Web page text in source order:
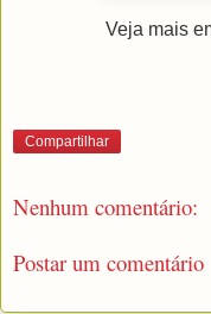
Veja mais
Compartilhar
Nenhum comentário:
Postar um comentário